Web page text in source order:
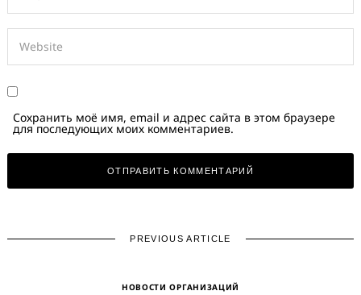
Сохранить моё имя, email и адрес сайта в этом браузере
для последующих моих комментариев.
PREVIOUS ARTICLE
НОВОСТИ ОРГАНИЗАЦИЙ